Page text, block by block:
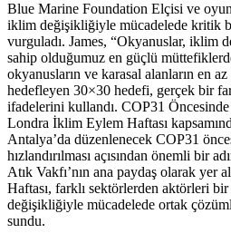
Blue Marine Foundation Elçisi ve
iklim değişikliğiyle mücadelede kritik
vurguladı. James, “Okyanuslar, iklim
sahip olduğumuz en güçlü
okyanusların ve karasal alanların en
hedefleyen 30×30 hedefi, gerçek bir
ifadelerini kullandı. COP31
Londra İklim Eylem Haftası
Antalya’da düzenlenecek COP31
hızlandırılması açısından önemli bir
Atık Vakfı’nın ana paydaş olarak yer
Haftası, farklı sektörlerden aktörleri
değişikliğiyle mücadelede ortak
sundu.